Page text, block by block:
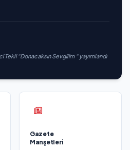
Tekli “Donacaksın Sevgilim “ yayımlandı
Gazete
Manşetleri